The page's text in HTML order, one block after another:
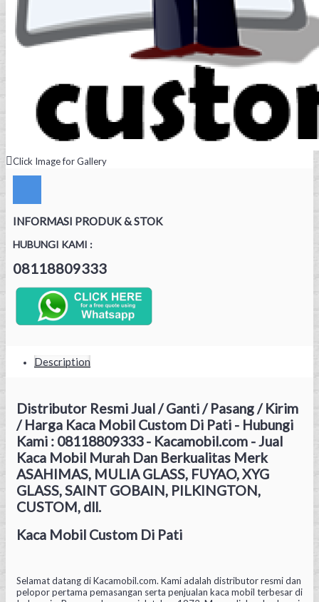
Click Image for Gallery
INFORMASI PRODUK & STOK
HUBUNGI KAMI :
08118809333
Description
Distributor Resmi Jual / Ganti / Pasang / Kirim
/ Harga Kaca Mobil Custom Di Pati - Hubungi
Kami : 08118809333 - Kacamobil.com - Jual
Kaca Mobil Murah Dan Berkualitas Merk
ASAHIMAS, MULIA GLASS, FUYAO, XYG
GLASS, SAINT GOBAIN, PILKINGTON,
CUSTOM, dll.
Kaca Mobil Custom Di Pati
Selamat datang di Kacamobil.com. Kami adalah distributor resmi dan
pelopor pertama pemasangan serta penjualan kaca mobil terbesar di